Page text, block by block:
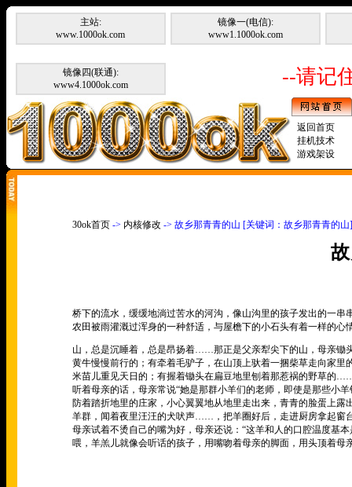
主站:
www.1000ok.com
镜像一(电信):
www1.1000ok.com
镜像四(联通):
www4.1000ok.com
--请记
返回首页
挂机技术
游戏架设
30ok首页 -> 内核修改 -> 故乡那青青的山 [关键词：故乡那青青的山]
桥下的流水，缓缓地淌过苦水的河沟，像山沟里的孩子发出的一
农田被雨灌溉过浑身的一种舒适，与屋檐下的小石头有着一样的
山，总是沉睡着，总是昂扬着……那正是父亲犁尖下的山，母亲锄
黄牛慢慢前行的；有牵着毛驴子，在山顶上驮着一捆柴草走向家
米苗儿重见天日的；有握着锄头在扁豆地里刨着那惹祸的野草的
听着母亲的话，母亲常说“她是那群小羊们的老师，即使是那些小
防着踏折地里的庄家，小心翼翼地从地里走出来，青青的脸蛋上露
羊群，闻着夜里汪汪的犬吠声…… ，把羊圈好后，走进厨房拿起
母亲试着不烫自己的嘴为好，母亲还说： “这羊和人的口腔温度基
喂，羊羔儿就像会听话的孩子，用嘴吻着母亲的脚面，用头顶着母